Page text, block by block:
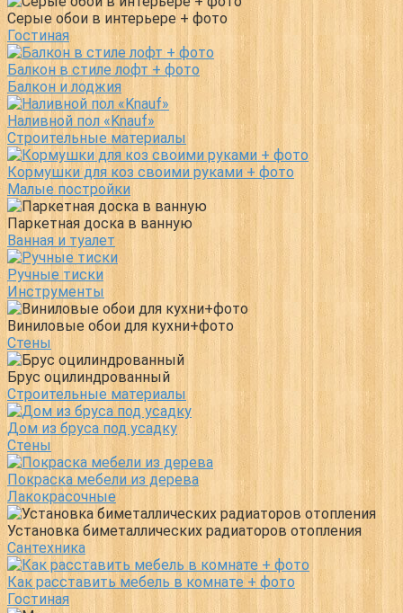
Серые обои в интерьере + фото
Гостиная
Балкон в стиле лофт + фото
Балкон и лоджия
Наливной пол «Knauf»
Строительные материалы
Кормушки для коз своими руками + фото
Малые постройки
Паркетная доска в ванную
Ванная и туалет
Ручные тиски
Инструменты
Виниловые обои для кухни+фото
Стены
Брус оцилиндрованный
Строительные материалы
Дом из бруса под усадку
Стены
Покраска мебели из дерева
Лакокрасочные
Установка биметаллических радиаторов отопления
Сантехника
Как расставить мебель в комнате + фото
Гостиная